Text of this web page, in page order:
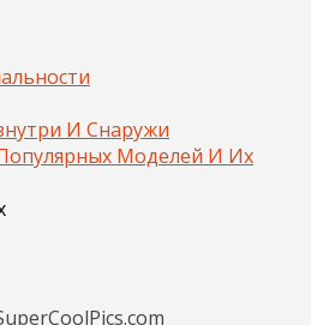
И Снаружи
Моделей И Их